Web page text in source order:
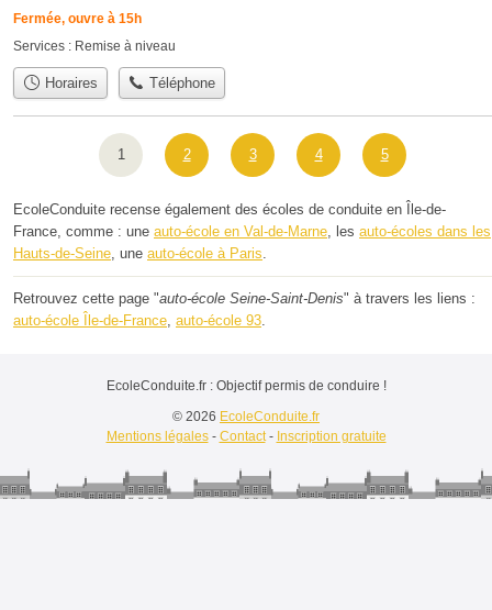
Fermée, ouvre à 15h
Services : Remise à niveau
Horaires Téléphone
1 2 3 4 5
EcoleConduite recense également des écoles de conduite en Île-de-
France, comme : une auto-école en Val-de-Marne , les auto-écoles dans les
Hauts-de-Seine , une auto-école à Paris
Retrouvez cette page "auto-école Seine-Saint-Denis" à travers les liens :
auto-école Île-de-France auto-école 93
EcoleConduite.fr : Objectif permis de conduire !
© 2026 EcoleConduite.fr
Mentions légales- Contact- Inscription gratuite